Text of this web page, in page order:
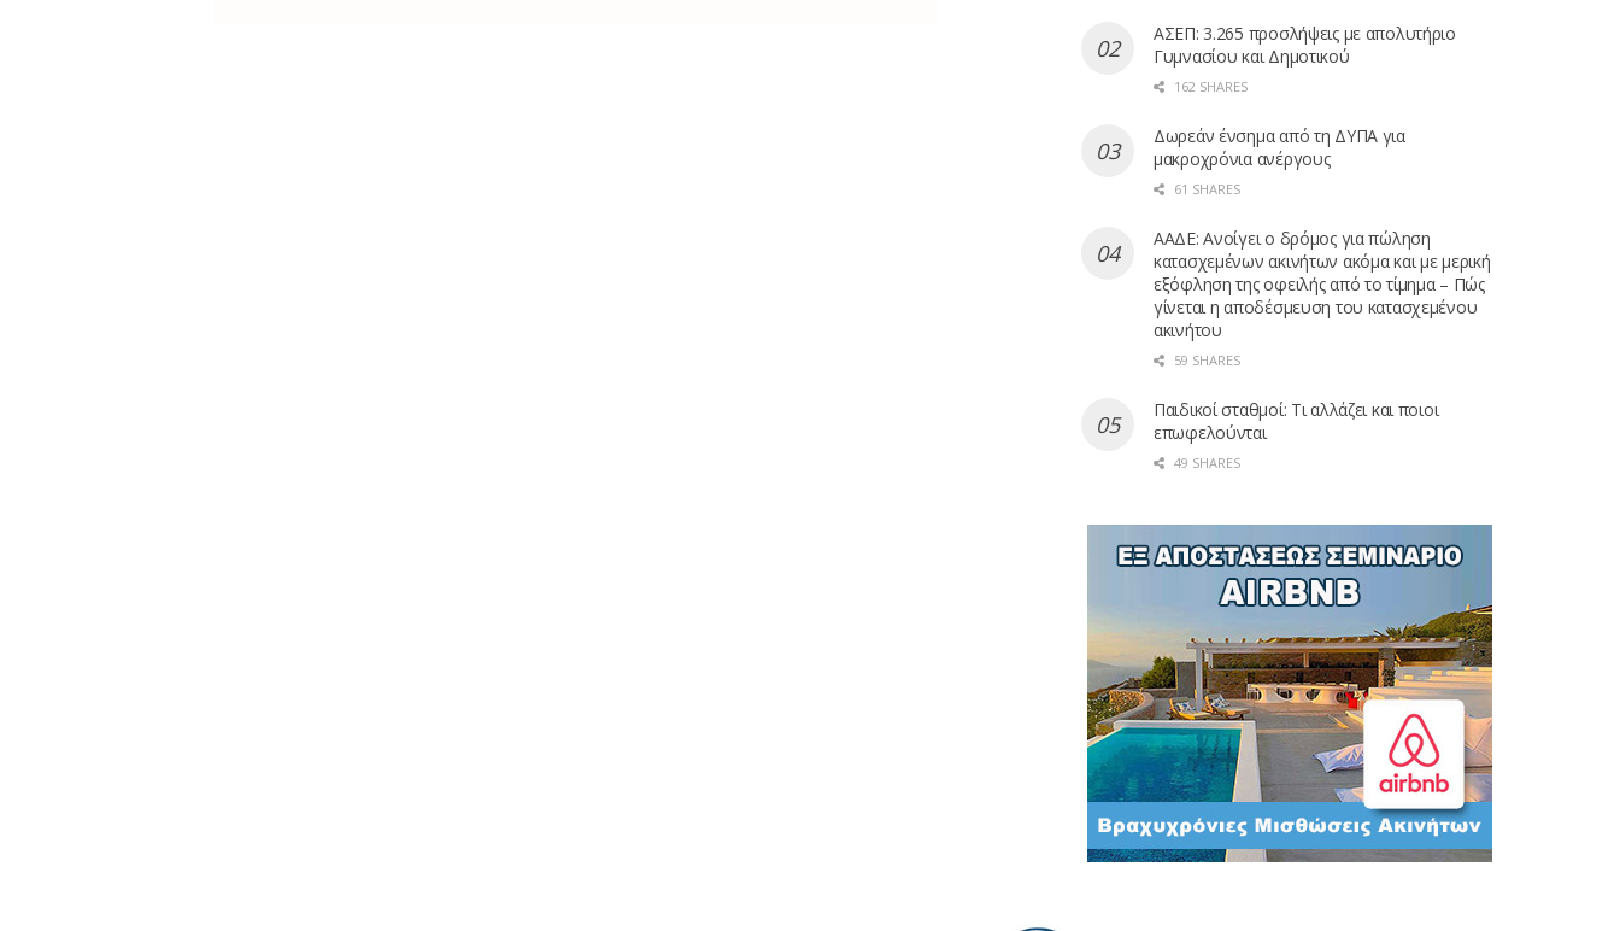
ΑΣΕΠ: 3.265 προσλήψεις με απολυτήριο
Γυμνασίου και Δημοτικού
162 SHARES
Δωρεάν ένσημα από τη ΔΥΠΑ για
μακροχρόνια ανέργους
61 SHARES
ΑΑΔΕ: Ανοίγει ο δρόμος για πώληση
κατασχεμένων ακινήτων ακόμα και με μερική
εξόφληση της οφειλής από το τίμημα – Πώς
γίνεται η αποδέσμευση του κατασχεμένου
ακινήτου
59 SHARES
Παιδικοί σταθμοί: Τι αλλάζει και ποιοι
επωφελούνται
49 SHARES